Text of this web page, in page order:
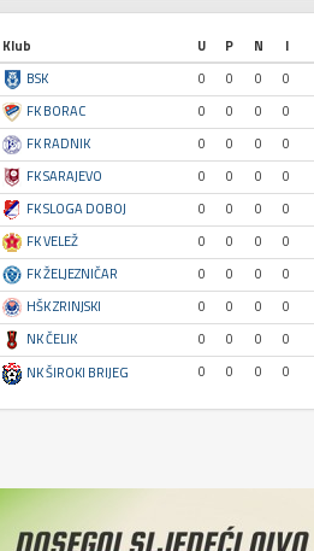
Klub U P N I
BSK 0 0 0 0
FK BORAC 0 0 0 0
FK RADNIK 0 0 0 0
FK SARAJEVO 0 0 0 0
FK SLOGA DOBOJ 0 0 0 0
FK VELEŽ 0 0 0 0
FK ŽELJEZNIČAR 0 0 0 0
HŠK ZRINJSKI 0 0 0 0
NK ČELIK 0 0 0 0
NK ŠIROKI BRIJEG 0 0 0 0